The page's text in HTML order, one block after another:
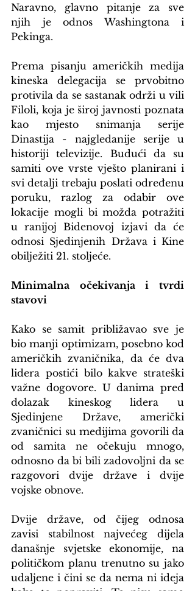
Naravno, glavno pitanje za sve
njih je odnos Washingtona i
Pekinga.
Prema pisanju američkih medija
kineska delegacija se prvobitno
protivila da se sastanak održi u vili
Filoli, koja je široj javnosti poznata
kao mjesto snimanja serije
Dinastija - najgledanije serije u
historiji televizije. Budući da su
samiti ove vrste vješto planirani i
svi detalji trebaju poslati određenu
poruku, razlog za odabir ove
lokacije mogli bi možda potražiti
u ranijoj Bidenovoj izjavi da će
odnosi Sjedinjenih Država i Kine
obilježiti 21. stoljeće.
Minimalna očekivanja i tvrdi
stavovi
Kako se samit približavao sve je
bio manji optimizam, posebno kod
američkih zvaničnika, da će dva
lidera postići bilo kakve strateški
važne dogovore. U danima pred
dolazak kineskog lidera u
Sjedinjene Države, američki
zvaničnici su medijima govorili da
od samita ne očekuju mnogo,
odnosno da bi bili zadovoljni da se
razgovori dvije države i dvije
vojske obnove.
Dvije države, od čijeg odnosa
zavisi stabilnost najvećeg dijela
današnje svjetske ekonomije, na
političkom planu trenutno su jako
udaljene i čini se da nema ni ideja